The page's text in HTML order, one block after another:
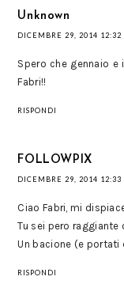
Unknown
DICEMBRE 29, 2014 12:32
Spero che gennaio
Fabri!!
RISPONDI
FOLLOWPIX
DICEMBRE 29, 2014 12:33
Ciao Fabri, mi
Tu sei pero raggiante
Un bacione (e portati
RISPONDI